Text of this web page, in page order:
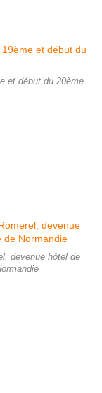
et début du 20ème
devenue hôtel de